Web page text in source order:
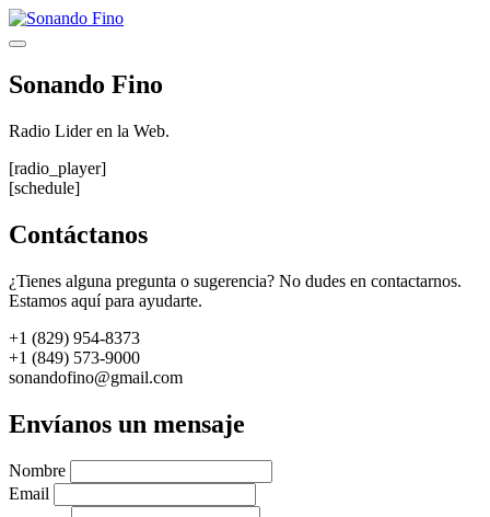
Saltar
al
Menú
Sonando Fino
Radio Lider en la Web.
[radio_player]
[schedule]
Contáctanos
¿Tienes alguna pregunta o sugerencia? No dudes en contactarnos.
Estamos aquí para ayudarte.
+1 (829) 954-8373
+1 (849) 573-9000
sonandofino@gmail.com
Envíanos un mensaje
Nombre
Email